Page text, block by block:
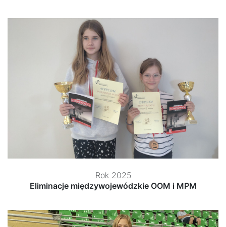
Rok 2025
Eliminacje międzywojewódzkie OOM i MPM